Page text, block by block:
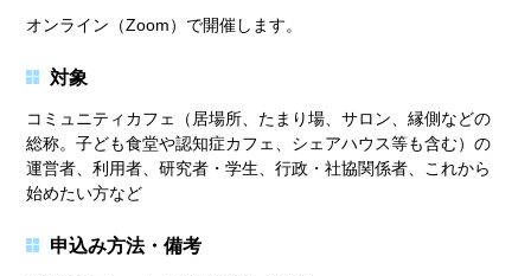
オンライン（Zoom）で開催します。
対象
コミュニティカフェ（居場所、たまり場、サロン、縁側などの
総称。子ども食堂や認知症カフェ、シェアハウス等も含む）の
運営者、利用者、研究者・学生、行政・社協関係者、これから
始めたい方など
申込み方法・備考